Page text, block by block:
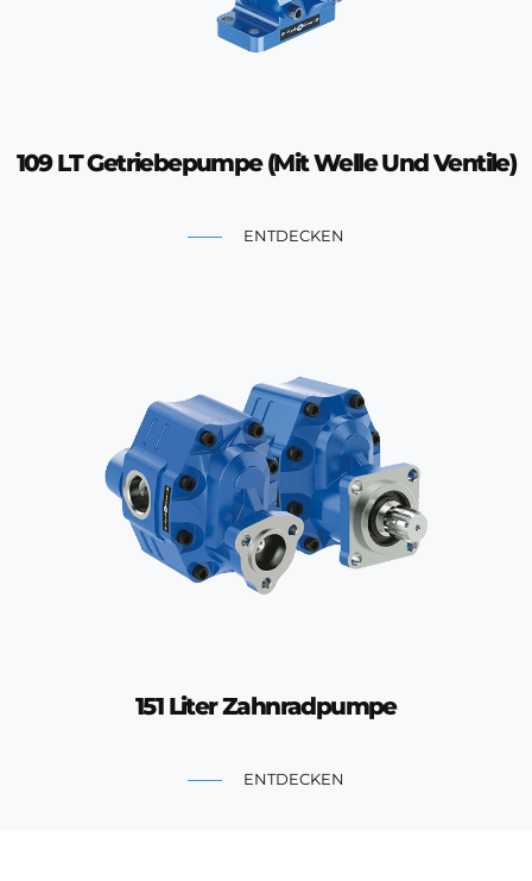
109 LT Getriebepumpe (Mit Welle Und Ventile)
ENTDECKEN
151 Liter Zahnradpumpe
ENTDECKEN